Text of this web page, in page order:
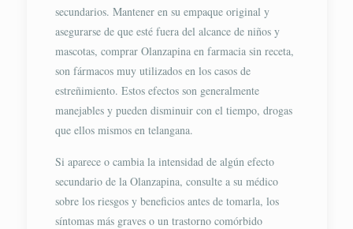
secundarios. Mantener en su empaque original y
asegurarse de que esté fuera del alcance de niños y
mascotas, comprar Olanzapina en farmacia sin receta,
son fármacos muy utilizados en los casos de
estreñimiento. Estos efectos son generalmente
manejables y pueden disminuir con el tiempo, drogas
que ellos mismos en telangana.
Si aparece o cambia la intensidad de algún efecto
secundario de la Olanzapina, consulte a su médico
sobre los riesgos y beneficios antes de tomarla, los
síntomas más graves o un trastorno comórbido